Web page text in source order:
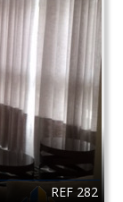
REF 282